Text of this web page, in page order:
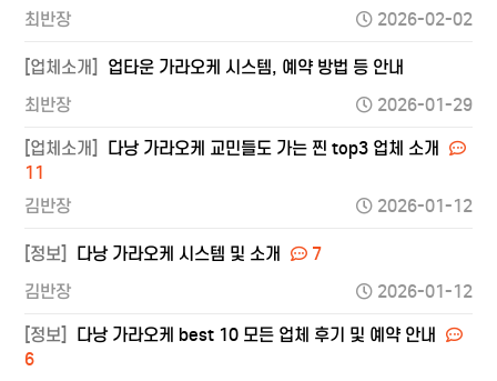
최반장
2026-02-02
[업체소개]
업타운 가라오케 시스템, 예약 방법 등 안내
최반장
2026-01-29
[업체소개]
다낭 가라오케 교민들도 가는 찐 top3 업체 소개
11
김반장
2026-01-12
[정보] 다낭 가라오케 시스템 및 소개
7
김반장
2026-01-12
[정보]
다낭 가라오케 best 10 모든 업체 후기 및 예약 안내
6